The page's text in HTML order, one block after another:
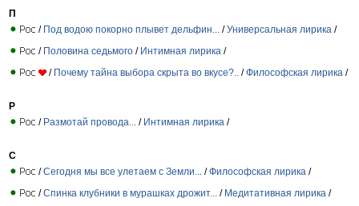
П
/ Под водою покорно плывет дельфин... /Универсальная лирика /
/ Половина седьмого / Интимная лирика /
/ Почему тайна выбора скрыта во вкусе?.. /Философская лирика /
Р
/ Размотай провода... / Интимная лирика /
С
/Сегодня мы все улетаем с Земли... /Философская лирика /
/Спинка клубники в мурашках дрожит... / Медитативная лирика /